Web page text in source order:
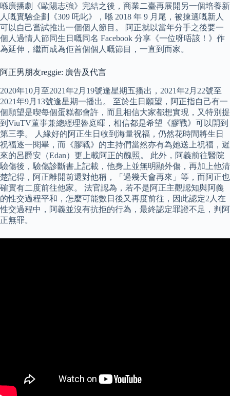
喺廣播劇《歐陽志強》完結之後，商業二臺再展開另一個培養新
人嘅實驗企劃《309 吒叱》，喺 2018 年 9 月尾，被揀選嘅新人
可以自己嘗試推出一個個人節目。 阿正就以當年分手之後要一
個人過情人節同生日嘅同名 Facebook 分享《一位呀唔該！》作
為延伸，繼而成為佢首個個人嘅節目，一直到而家。
阿正男朋友reggie: 廣告及代言
2020年10月至2021年2月19號逢星期五播出，2021年2月22號至
2021年9月13號逢星期一播出。 至於生日願望，阿正指自己有一
個願望是喫每個蛋糕都會許，而且相信大家都想實現，又特別提
到ViuTV董事兼總經理魯庭暉，相信都是希望《膠戰》可以開到
第三季。 人緣好的阿正生日收到海量祝福，仍然花時間將生日
祝福逐一閱畢，而《膠戰》的主持們當然亦有為她送上祝福，遲
來的呂爵安（Edan）更上載阿正的醜照。 此外，阿義前往醫院
驗傷後，驗傷診斷書上記載，他身上並無明顯外傷，再加上他清
楚記得，阿正離開前還對他稱，「過幾天會再來」等，而阿正也
確實有二度前往他家。 法官認為，若不是阿正主觀認知與阿義
的性交過程平和，怎麼可能數日後又再度前往，因此認定2人在
性交過程中，阿義並沒有抗拒的行為，最終認定罪證不足，判阿
正無罪。